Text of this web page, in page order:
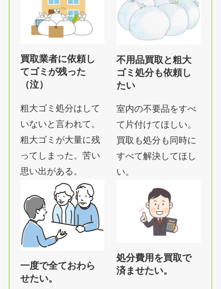
買取業者に依頼し
てゴミが残った
（泣）
粗大ゴミ処分はして
いないと言われて。
粗大ゴミが大量に残
ってしまった。苦い
思い出がある。
不用品買取と粗大
ゴミ処分も依頼し
たい
室内の不要品をすべ
て片付けてほしい。
買取も処分も同時に
すべて解決してほし
い。
一度で全ておわら
せたい。
処分費用を買取で
済ませたい。